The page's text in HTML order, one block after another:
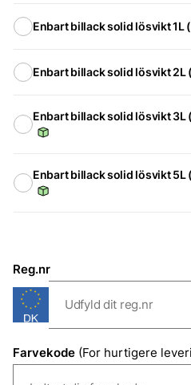
Enbart billack solid lösvikt 1L
Enbart billack solid lösvikt 2L
Enbart billack solid lösvikt 3L
Enbart billack solid lösvikt 5L
Reg.nr
Farvekode (For hurtigere